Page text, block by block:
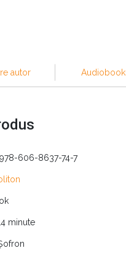
contracte cu voi sau să
mai multe oportunităţi
de prosperitate şi
de caz, interviuri
eşecurile şi
speculative, iar acum
autor
606-8637-74-7
minute